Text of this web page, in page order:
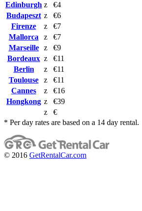
Edinburgh z
€4
Budapeszt z
€6
Firenze
z
€7
Mallorca
z
€7
Marseille
z
€9
Bordeaux z
€11
Berlin
z
€11
Toulouse
z
€11
Cannes
z
€16
Hongkong z
€39
z
€
* Per day rates are based on a 14 day rental.
© 2016 GetRentalCar.com